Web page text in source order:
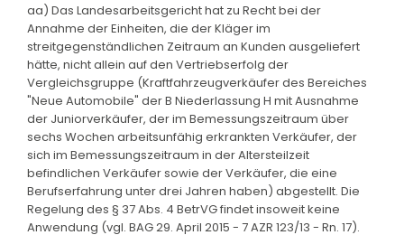
aa) Das Landesarbeitsgericht hat zu Recht bei der
Annahme der Einheiten, die der Kläger im
streitgegenständlichen Zeitraum an Kunden ausgeliefert
hätte, nicht allein auf den Vertriebserfolg der
Vergleichsgruppe (Kraftfahrzeugverkäufer des Bereiches
"Neue Automobile" der B Niederlassung H mit Ausnahme
der Juniorverkäufer, der im Bemessungszeitraum über
sechs Wochen arbeitsunfähig erkrankten Verkäufer, der
sich im Bemessungszeitraum in der Altersteilzeit
befindlichen Verkäufer sowie der Verkäufer, die eine
Berufserfahrung unter drei Jahren haben) abgestellt. Die
Regelung des § 37 Abs. 4 BetrVG findet insoweit keine
Anwendung (vgl. BAG 29. April 2015 - 7 AZR 123/13 - Rn. 17).